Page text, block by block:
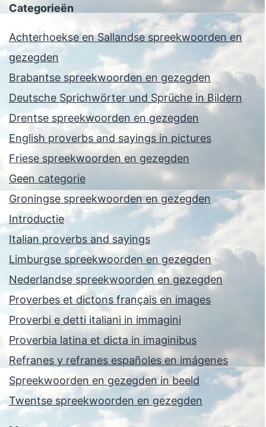
Categorieën
Achterhoekse en Sallandse spreekwoorden en
gezegden
Brabantse spreekwoorden en gezegden
Deutsche Sprichwörter und Sprüche in Bildern
Drentse spreekwoorden en gezegden
English proverbs and sayings in pictures
Friese spreekwoorden en gezegden
Geen categorie
Groningse spreekwoorden en gezegden
Introductie
Italian proverbs and sayings
Limburgse spreekwoorden en gezegden
Nederlandse spreekwoorden en gezegden
Proverbes et dictons français en images
Proverbi e detti italiani in immagini
Proverbia latina et dicta in imaginibus
Refranes y refranes españoles en imágenes
Spreekwoorden en gezegden in beeld
Twentse spreekwoorden en gezegden